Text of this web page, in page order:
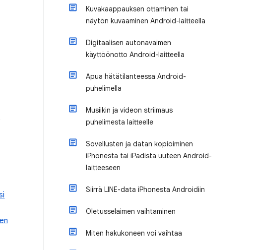
Kuvakaappauksen ottaminen tai
näytön kuvaaminen Android-laitteella
Digitaalisen autonavaimen
käyttöönotto Android-laitteella
Apua hätätilanteessa Android-
puhelimella
Musiikin ja videon striimaus
puhelimesta laitteelle
Sovellusten ja datan kopioiminen
iPhonesta tai iPadista uuteen Android-
laitteeseen
Siirrä LINE-data iPhonesta Androidiin
Oletusselaimen vaihtaminen
Miten hakukoneen voi vaihtaa